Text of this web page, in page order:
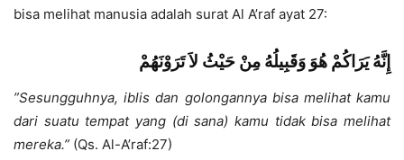
bisa melihat manusia adalah surat Al A’raf ayat 27:
إِنَّهُ يَرَاكُمْ هُوَ وَقَبِيلُهُ مِنْ حَيْثُ لاَ تَرَوْنَهُمْ
”Sesungguhnya, iblis dan golongannya bisa melihat kamu
dari suatu tempat yang (di sana) kamu tidak bisa melihat
mereka.” (Qs. Al-A’raf:27)